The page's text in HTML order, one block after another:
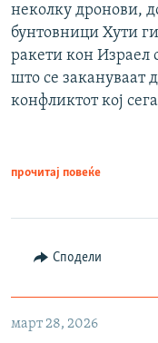
неколку дронови,
бунтовници Хути
ракети кон Израел
што се закануваат
конфликтот кој
прочитај повеќе
Сподели
март 28, 2026